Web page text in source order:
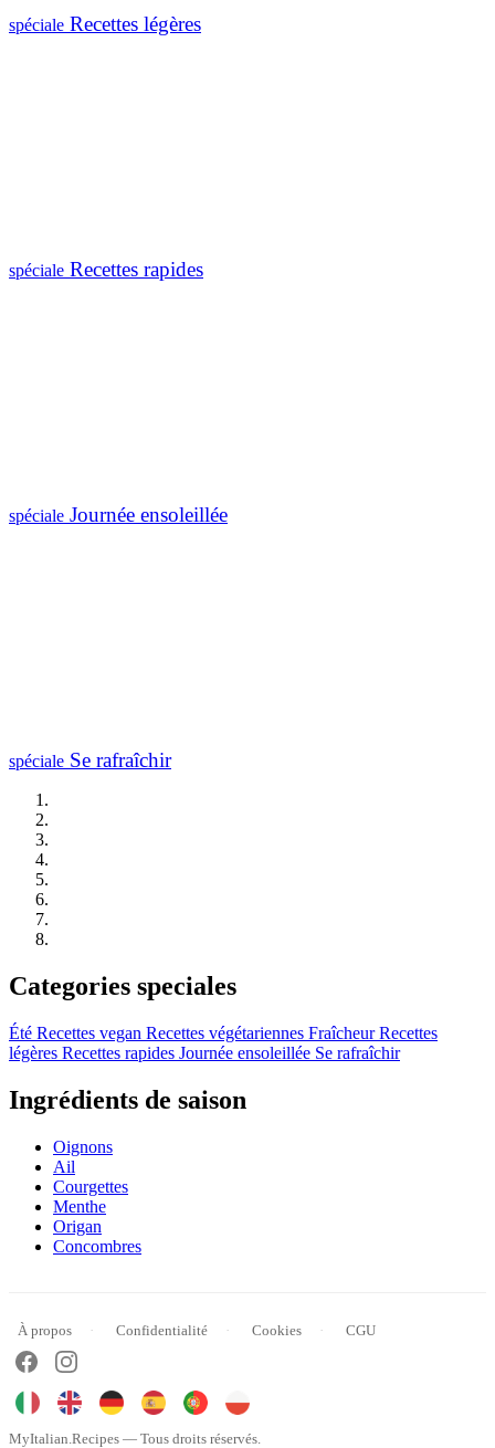
spéciale Recettes légères
spéciale Recettes rapides
spéciale Journée ensoleillée
spéciale Se rafraîchir
Categories speciales
Été Recettes vegan Recettes végétariennes Fraîcheur Recettes
légères Recettes rapides Journée ensoleillée Se rafraîchir
Ingrédients de saison
Oignons
Ail
Courgettes
Menthe
Origan
Concombres
À propos Confidentialité Cookies CGU
MyItalian.Recipes — Tous droits réservés.